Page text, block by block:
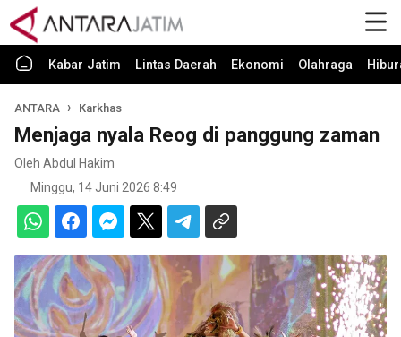
Kabar Jatim Lintas Daerah Ekonomi Olahraga
ANTARA Karkhas
Menjaga nyala Reog di panggung zaman
Oleh Abdul Hakim
Minggu, 14 Juni 2026 8:49